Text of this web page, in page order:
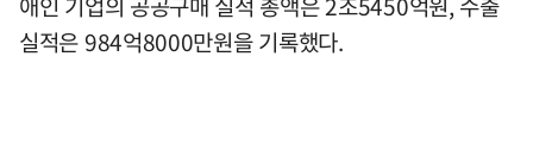
실적은 984억8000만원을 기록했다.